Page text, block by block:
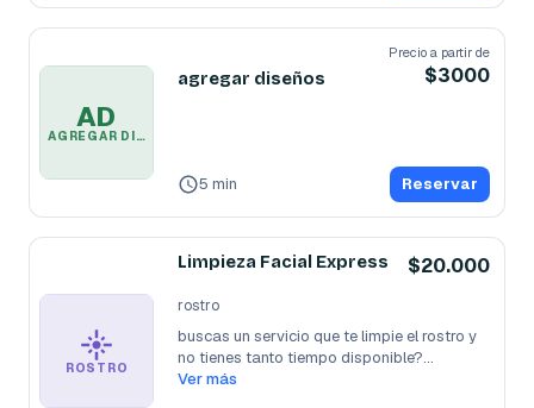
AD
AGREGAR DISEÑOS
agregar diseños
Precio a partir de
$3000
5 min Reservar
ROSTRO
Limpieza Facial Express $20.000
rostro
buscas un servicio que te limpie el rostro y
no tienes tanto tiempo disponible?...
Ver más